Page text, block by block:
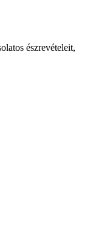
észrevételeit,